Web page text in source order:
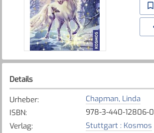
Details
Urheber:
Chapman, Linda
ISBN:
978-3-440-12806-0
Verlag:
Stuttgart : Kosmos